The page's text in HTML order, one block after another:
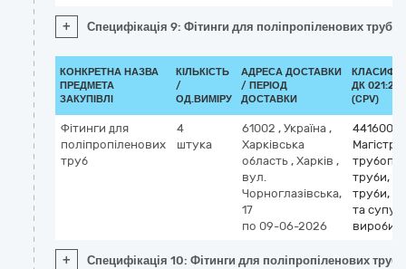
+ Специфікація 9: Фітинги для поліпропіленових труб
КОНКРЕТНА НАЗВА
ПРЕДМЕТА
ЗАКУПІВЛІ
КІЛЬКІСТЬ
/
ОД.ВИМІРУ
АДРЕСА ДОСТАВКИ
/ ПЕРІОД
ДОСТАВКИ
ДК
(CPV)
Фітинги для
поліпропіленових
труб
4
штука
61002 , Україна ,
Харківська
область , Харків ,
вул.
Чорноглазівська,
17
по 09-06-2026
труби,
труби,
та
вироби
+ Специфікація 10: Фітинги для поліпропіленових труб